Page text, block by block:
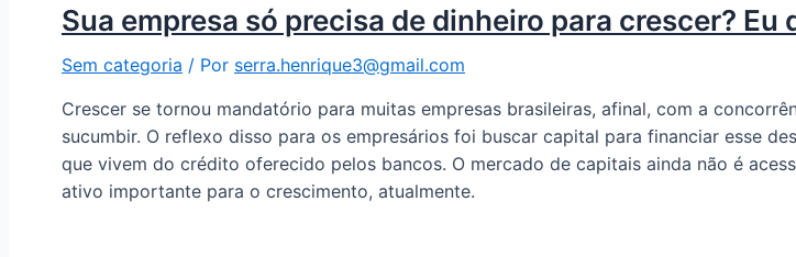
Sua empresa só precisa de dinheiro para crescer? Eu
Sem categoria / Por serra.henrique3@gmail.com
Crescer se tornou mandatório para muitas empresas brasileiras, afinal, com a
sucumbir. O reflexo disso para os empresários foi buscar capital para financiar esse
que vivem do crédito oferecido pelos bancos. O mercado de capitais ainda não é
ativo importante para o crescimento, atualmente.